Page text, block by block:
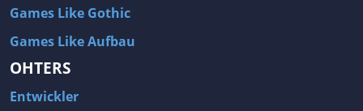
Games Like Gothic
Games Like Aufbau
OHTERS
Entwickler